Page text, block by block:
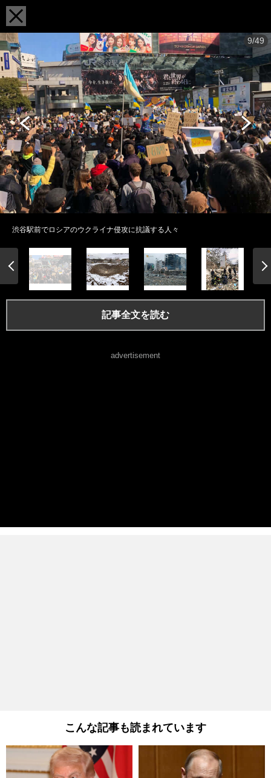
9/49
渋谷駅前でロシアのウクライナ侵攻に抗議する人々
記事全文を読む
advertisement
こんな記事も読まれています